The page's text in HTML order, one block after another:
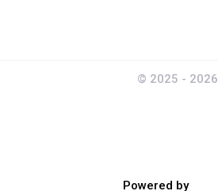
© 2025 - 2026
Powered by